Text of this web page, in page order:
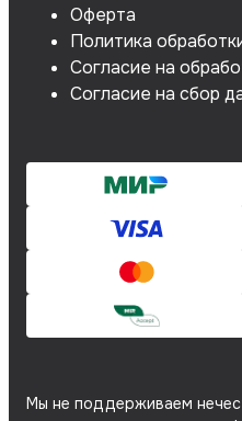
Оферта
Политика
Согласие на
Согласие на сбор
Мы не поддерживаем